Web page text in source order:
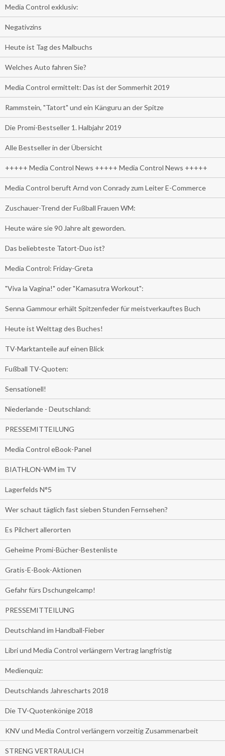
Media Control exklusiv:
Negativzins
Heute ist Tag des Malbuchs
Welches Auto fahren Sie?
Media Control ermittelt: Das ist der Sommerhit 2019
Rammstein, "Tatort" und ein Känguru an der Spitze
Die Promi-Bestseller 1. Halbjahr 2019
Alle Bestseller in der Übersicht
+++++ Media Control News +++++ Media Control News +++++
Media Control beruft Arnd von Conrady zum Leiter E-Commerce
Zuschauer-Trend der Fußball Frauen WM:
Heute wäre sie 90 Jahre alt geworden.
Das beliebteste Tatort-Duo ist?
Media Control: Friday-Greta
"Viva la Vagina!" oder "Kamasutra Workout":
Senna Gammour erhält Spitzenfeder für meistverkauftes Buch
Heute ist Welttag des Buches!
TV-Marktanteile auf einen Blick
Fußball TV-Quoten:
Sensationell!
Niederlande - Deutschland:
PRESSEMITTEILUNG
Media Control eBook-Panel
BIATHLON-WM im TV
Lagerfelds N°5
Wer schaut täglich fast sieben Stunden Fernsehen?
Es Pilchert allerorten
Geheime Promi-Bücher-Bestenliste
Gratis-E-Book-Aktionen
Gefahr fürs Dschungelcamp!
PRESSEMITTEILUNG
Deutschland im Handball-Fieber
Libri und Media Control verlängern Vertrag langfristig
Medienquiz:
Deutschlands Jahrescharts 2018
Die TV-Quotenkönige 2018
KNV und Media Control verlängern vorzeitig Zusammenarbeit
STRENG VERTRAULICH